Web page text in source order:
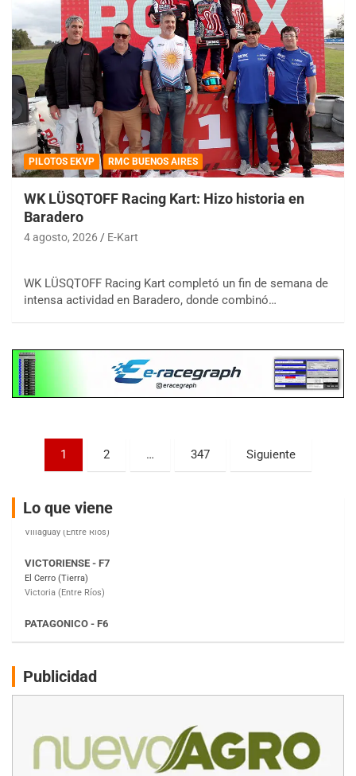
PILOTOS EKVP RMC BUENOS AIRES
WK LÜSQTOFF Racing Kart: Hizo historia en
Baradero
4 agosto, 2026 E-Kart
WK LÜSQTOFF Racing Kart completó un fin de semana de
intensa actividad en Baradero, donde combinó…
Paginación
entradas
1 2 … 347 Siguiente
Lo que viene
08/09-AGO
IAME SERIES ARGENTINA 6
Ramiro Tot (Asfalto)
KDO - F6
Ciudad de Trenque Lauquen (Asfalto)
Trenque Lauquen (Buenos Aires)
Villaguay (Entre Ríos)
El Cerro (Tierra)
Victoria (Entre Ríos)
Moto Club Reginense (Tierra)
Gral. E. Godoy (Río Negro)
Juventud Unida (Tierra)
Humboldt (Santa Fe)
NORESTE SANTAFESINO - F6
Ciudad de Avellaneda (Asfalto)
José Samuel Sánchez (Tierra)
Rufino (Santa Fe)
Publicidad